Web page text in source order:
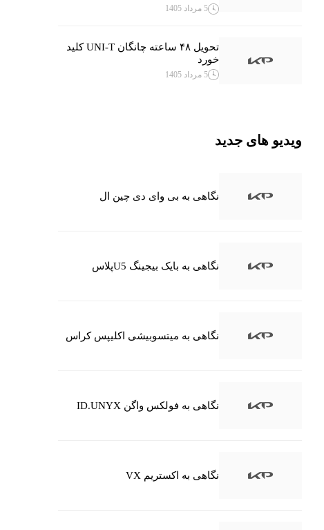
5 مرداد 1405
تحویل ۴۸ ساعته چانگان UNI-T کلید
خورد
5 مرداد 1405
ویدیو های جدید
نگاهی به بی وای دی چین ال
نگاهی به بایک بیجینگ U5پلاس
نگاهی به میتسوبیشی اکلیپس کراس
نگاهی به فولکس واگن ID.UNYX
نگاهی به اکستریم VX